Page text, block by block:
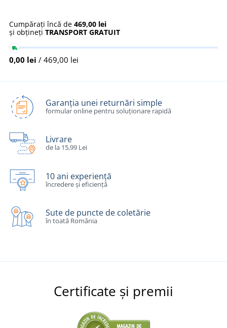
Cumpărați încă de 469,00 lei
și obțineți TRANSPORT GRATUIT
0,00 lei / 469,00 lei
Garanția unei returnări simple
formular online pentru soluționare rapidă
Livrare
de la 15,99 Lei
10 ani experiență
încredere și eficiență
Sute de puncte de coletărie
în toată România
Certificate și premii